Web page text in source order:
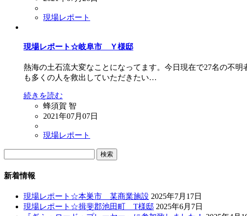
現場レポート
現場レポート☆岐阜市 Ｙ様邸
熱海の土石流大変なことになってます。今日現在で27名の不
も多くの人を救出していただきたい…
続きを読む
蜂須賀 智
2021年07月07日
現場レポート
新着情報
現場レポート☆本巣市 某商業施設 2025年7月17日
現場レポート☆揖斐郡池田町 T様邸 2025年6月7日